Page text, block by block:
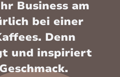
Business am
bei einer
Denn
und inspiriert